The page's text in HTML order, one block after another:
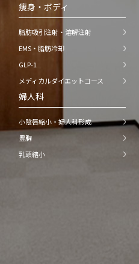
痩身・ボディ
脂肪吸引注射・溶解注射
EMS・脂肪冷却
GLP-1
メディカルダイエットコース
婦人科
小陰唇縮小・婦人科形成
豊胸
乳頭縮小